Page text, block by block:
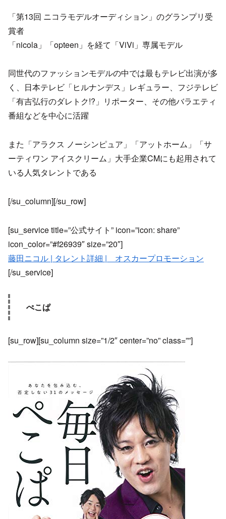
「第13回 ニコラモデルオーディション」のグランプリ受
賞者
「nicola」「opteen」を経て「ViVi」専属モデル
同世代のファッションモデルの中では最もテレビ出演が多
く、日本テレビ「ヒルナンデス」レギュラー、フジテレビ
「有吉弘行のダレトク!?」リポーター、その他バラエティ
番組などを中心に活躍
また「アラクス ノーシンピュア」「アットホーム」「サ
ーティワン アイスクリーム」大手企業CMにも起用されて
いる人気タレントである
[/su_column][/su_row]
[su_service title=”公式サイト” icon=”icon: share”
icon_color=”#f26939″ size=”20″]
藤田ニコル | タレント詳細 | オスカープロモーション
[/su_service]
ぺこぱ
[su_row][su_column size=”1/2″ center=”no” class=””]